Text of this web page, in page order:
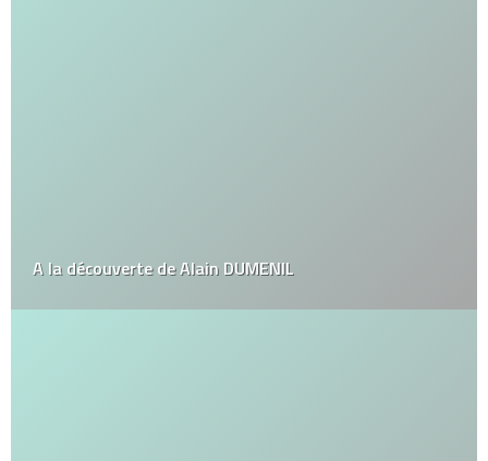
A la découverte de Alain DUMENIL